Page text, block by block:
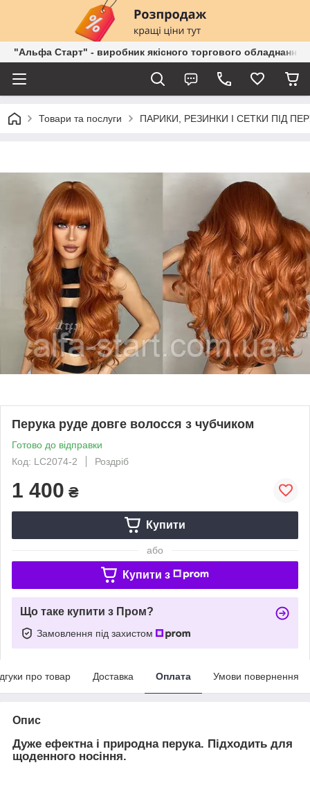
"Альфа Старт" - виробник якісного торгового обладнання
Товари та послуги ПАРИКИ, РЕЗИНКИ І СЕТКИ ПІД
Перука руде довге волосся з чубчиком
Готово до відправки
Код: LC2074-2
Роздріб
1 400 ₴
Купити
або
Купити з
Що таке купити з Пром?
Замовлення під захистом
про товар Доставка Оплата Умови повернення
Опис
Дуже ефектна і природна перука. Підходить для
щоденного носіння.